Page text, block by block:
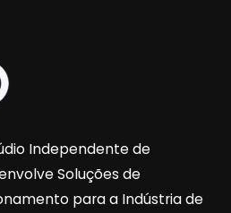
Independente de
Soluções de
para a Indústria de